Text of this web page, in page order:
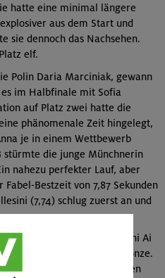
hatte eine minimal längere
aus dem Start und
sie dennoch das Nachsehen.
elf.
Polin Daria Marciniak, gewann
im Halbfinale mit Sofia
auf Platz zwei hatte die
phänomenale Zeit hingelegt,
je in einem Wettbewerb
stürmte die junge Münchnerin
nahezu perfekter Lauf, aber
Bestzeit von 7,87 Sekunden
(7,74) schlug zuerst an und
Platz drei gegen Takeuchi Ai
eben auf den Lauf um Bronze.
zum Sprung zum drittletzten